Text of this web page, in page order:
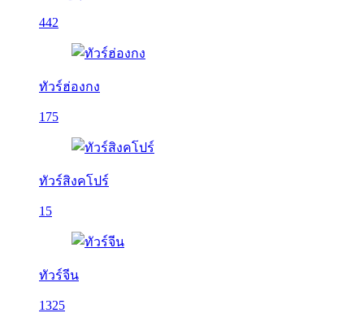
442
ทัวร์ฮ่องกง
175
ทัวร์สิงคโปร์
15
ทัวร์จีน
1325